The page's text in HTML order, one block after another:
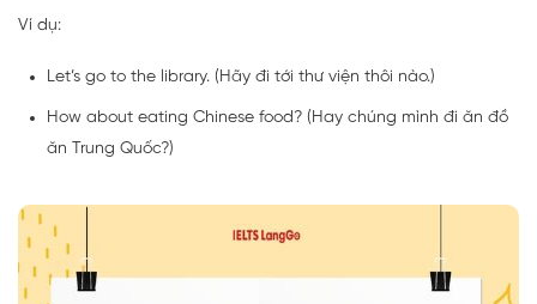
Ví dụ:
Let’s go to the library. (Hãy đi tới thư viện thôi nào.)
How about eating Chinese food? (Hay chúng mình đi ăn đồ
ăn Trung Quốc?)